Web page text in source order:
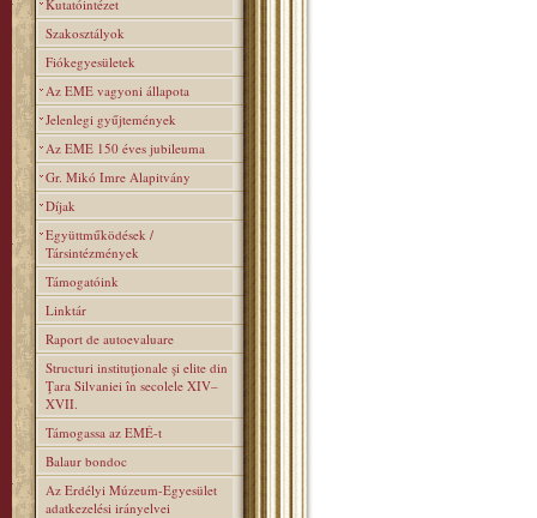
Kutatóintézet
Szakosztályok
Fiókegyesületek
Az EME vagyoni állapota
Jelenlegi gyűjtemények
Az EME 150 éves jubileuma
Gr. Mikó Imre Alapitvány
Díjak
Együttműködések /
Társintézmények
Támogatóink
Linktár
Raport de autoevaluare
Structuri instituţionale şi elite din
Ţara Silvaniei în secolele XIV–
XVII.
Támogassa az EMÉ-t
Balaur bondoc
Az Erdélyi Múzeum-Egyesület
adatkezelési irányelvei